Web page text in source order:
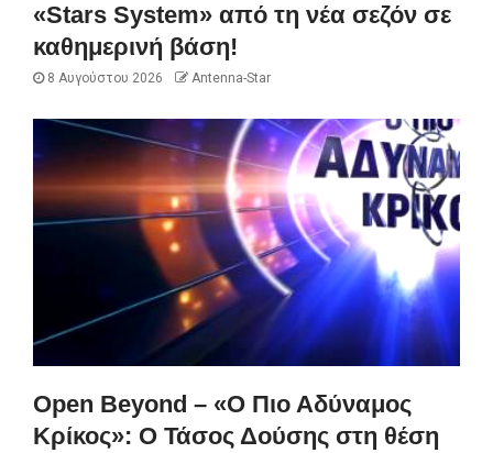
«Stars System» από τη νέα σεζόν σε
καθημερινή βάση!
8 Αυγούστου 2026 Antenna-Star
Open Beyond – «Ο Πιο Αδύναμος
Κρίκος»: Ο Τάσος Δούσης στη θέση